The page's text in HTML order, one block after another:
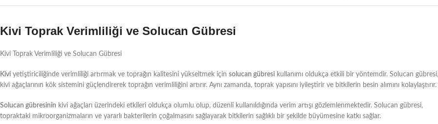
Kivi Toprak Verimliliği ve Solucan Gübresi
Kivi Toprak Verimliliği ve Solucan Gübresi
Kivi yetiştiriciliğinde verimliliği artırmak ve toprağın kalitesini yükseltmek için solucan gübresi kullanımı oldukça etkili bir yöntemdir. Solucan gübresi,
kivi ağaçlarının kök sistemini güçlendirerek toprağın verimliliğini artırır. Aynı zamanda, toprak yapısını iyileştirir ve bitkilerin besin alımını kolaylaştırır.
Solucan gübresinin kivi ağaçları üzerindeki etkileri oldukça olumlu olup, düzenli kullanıldığında verim artışı gözlemlenmektedir. Solucan gübresi,
topraktaki mikroorganizmaların ve yararlı bakterilerin çoğalmasını sağlayarak bitkilerin sağlıklı bir şekilde büyümesine katkı sağlar.